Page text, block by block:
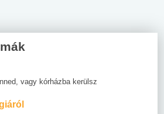
vagy kórházba kerülsz